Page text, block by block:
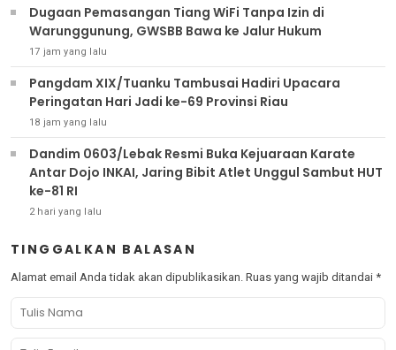
Dugaan Pemasangan Tiang WiFi Tanpa Izin di
Warunggunung, GWSBB Bawa ke Jalur Hukum
17 jam yang lalu
Pangdam XIX/Tuanku Tambusai Hadiri Upacara
Peringatan Hari Jadi ke-69 Provinsi Riau
18 jam yang lalu
Dandim 0603/Lebak Resmi Buka Kejuaraan Karate
Antar Dojo INKAI, Jaring Bibit Atlet Unggul Sambut HUT
ke-81 RI
2 hari yang lalu
TINGGALKAN BALASAN
Alamat email Anda tidak akan dipublikasikan. Ruas yang wajib ditandai *